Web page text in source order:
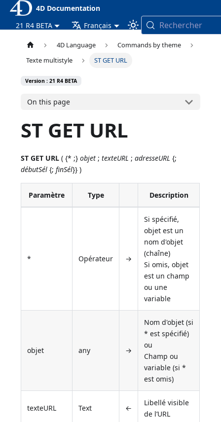
4D Documentation
21 R4 BETA
Français Rechercher
4D Language
Commands by theme
Texte multistyle
ST GET URL
Version : 21 R4 BETA
On this page
ST GET URL
ST GET URL ( {* ;}objet ;texteURL ;adresseURL {;
débutSél {;finSél}} )
Paramètre Type Description
* Opérateur →
Si spécifié,
objet est un
nom d'objet
(chaîne)
Si omis, objet
est un champ
ou une
variable
objet any →
Nom d'objet (si
* est spécifié)
ou
Champ ou
variable (si *
est omis)
texteURL Text ←
Libellé visible
de l’URL